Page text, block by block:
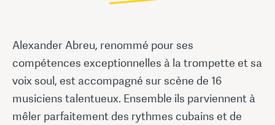
Alexander Abreu, renommé pour ses
compétences exceptionnelles à la trompette et sa
voix soul, est accompagné sur scène de 16
musiciens talentueux. Ensemble ils parviennent à
mêler parfaitement des rythmes cubains et de